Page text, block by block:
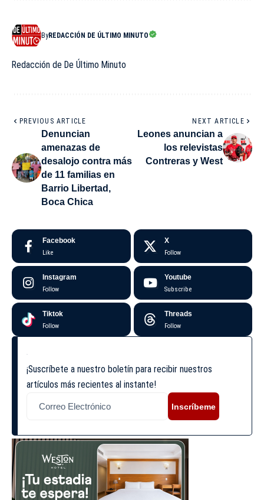
ByREDACCIÓN DE ÚLTIMO MINUTO
Redacción de De Último Minuto
PREVIOUS ARTICLE
Denuncian
amenazas de
desalojo contra más
de 11 familias en
Barrio Libertad,
Boca Chica
NEXT ARTICLE
Leones anuncian a
los relevistas
Contreras y West
Facebook
Like
X
Follow
Instagram
Follow
Youtube
Subscribe
Tiktok
Follow
Threads
Follow
¡Suscríbete a nuestro boletín para recibir nuestros
artículos más recientes al instante!
Inscríbeme